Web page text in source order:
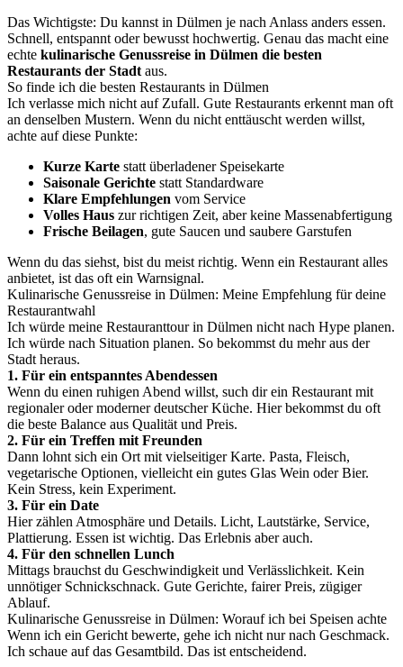
Das Wichtigste: Du kannst in Dülmen je nach Anlass anders essen.
Schnell, entspannt oder bewusst hochwertig. Genau das macht eine
echte kulinarische Genussreise in Dülmen die besten
Restaurants der Stadt aus.
So finde ich die besten Restaurants in Dülmen
Ich verlasse mich nicht auf Zufall. Gute Restaurants erkennt man oft
an denselben Mustern. Wenn du nicht enttäuscht werden willst,
achte auf diese Punkte:
Kurze Karte statt überladener Speisekarte
Saisonale Gerichte statt Standardware
Klare Empfehlungen vom Service
Volles Haus zur richtigen Zeit, aber keine Massenabfertigung
Frische Beilagen, gute Saucen und saubere Garstufen
Wenn du das siehst, bist du meist richtig. Wenn ein Restaurant alles
anbietet, ist das oft ein Warnsignal.
Kulinarische Genussreise in Dülmen: Meine Empfehlung für deine
Restaurantwahl
Ich würde meine Restauranttour in Dülmen nicht nach Hype planen.
Ich würde nach Situation planen. So bekommst du mehr aus der
Stadt heraus.
1. Für ein entspanntes Abendessen
Wenn du einen ruhigen Abend willst, such dir ein Restaurant mit
regionaler oder moderner deutscher Küche. Hier bekommst du oft
die beste Balance aus Qualität und Preis.
2. Für ein Treffen mit Freunden
Dann lohnt sich ein Ort mit vielseitiger Karte. Pasta, Fleisch,
vegetarische Optionen, vielleicht ein gutes Glas Wein oder Bier.
Kein Stress, kein Experiment.
3. Für ein Date
Hier zählen Atmosphäre und Details. Licht, Lautstärke, Service,
Plattierung. Essen ist wichtig. Das Erlebnis aber auch.
4. Für den schnellen Lunch
Mittags brauchst du Geschwindigkeit und Verlässlichkeit. Kein
unnötiger Schnickschnack. Gute Gerichte, fairer Preis, zügiger
Ablauf.
Kulinarische Genussreise in Dülmen: Worauf ich bei Speisen achte
Wenn ich ein Gericht bewerte, gehe ich nicht nur nach Geschmack.
Ich schaue auf das Gesamtbild. Das ist entscheidend.